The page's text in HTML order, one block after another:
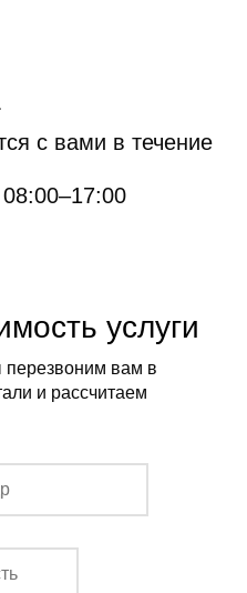
с вами в течение
услуги
перезвоним вам в
и рассчитаем